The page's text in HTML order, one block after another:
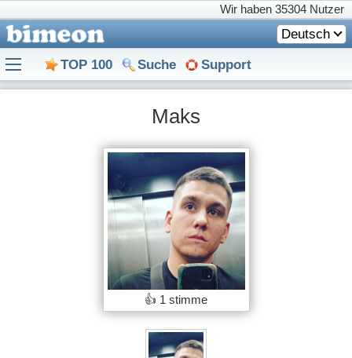
Wir haben 35304 Nutzer
Deutsch
TOP 100 Suche Support
Maks
👍 1 stimme